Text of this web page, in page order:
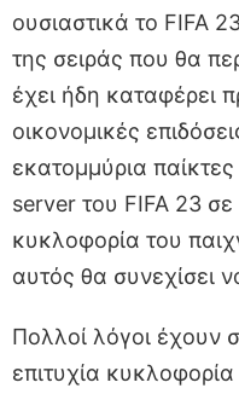
ουσιαστικά το FIFA
της σειράς που θα
έχει ήδη καταφέρει
οικονομικές
εκατομμύρια
server του FIFA 23
κυκλοφορία του
αυτός θα συνεχίσει
Πολλοί λόγοι έχουν
επιτυχία